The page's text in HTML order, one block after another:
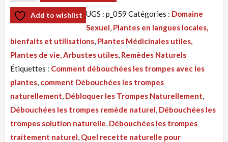
de
Tisane
:
Trompes
Bouchées,
débloquer
les
Trompes
Naturellement
Add to wishlist UGS : p_059 Catégories : Domaine
Sexuel, Plantes en langues locales,
bienfaits et utilisations, Plantes Médicinales utiles,
Plantes de vie, Arbustes utiles, Remèdes Naturels
Étiquettes : Comment débouchées les trompes avec les
plantes, comment Débouchées les trompes
naturellement, Débloquer les Trompes Naturellement,
Débouchées les trompes remède naturel, Débouchées les
trompes solution naturelle, Débouchées les trompes
traitement naturel, Quel recette naturelle pour